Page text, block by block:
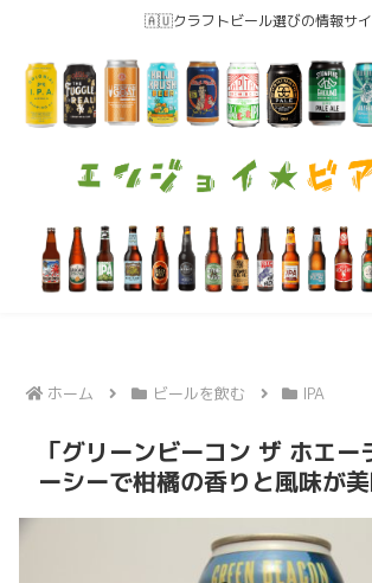
🇦🇺クラフトビール選びの情報サ
ホーム ビールを飲む IPA
「グリーンビーコン ザ ホエー
ーシーで柑橘の香りと風味が美